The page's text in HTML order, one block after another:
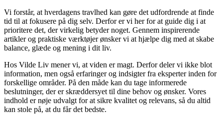
Vi forstår, at hverdagens travlhed kan gøre det udfordrende at finde
tid til at fokusere på dig selv. Derfor er vi her for at guide dig i at
prioritere det, der virkelig betyder noget. Gennem inspirerende
artikler og praktiske værktøjer ønsker vi at hjælpe dig med at skabe
balance, glæde og mening i dit liv.
Hos Vilde Liv mener vi, at viden er magt. Derfor deler vi ikke blot
information, men også erfaringer og indsigter fra eksperter inden for
forskellige områder. På den måde kan du tage informerede
beslutninger, der er skræddersyet til dine behov og ønsker. Vores
indhold er nøje udvalgt for at sikre kvalitet og relevans, så du altid
kan stole på, at du får det bedste.